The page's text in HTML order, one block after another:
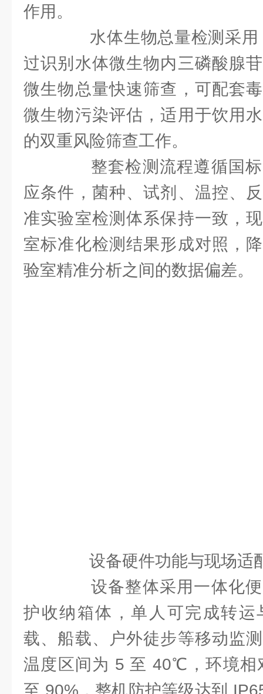
作用。
水体生物总量检测采用
过识别水体微生物内三磷酸腺
微生物总量快速筛查，可配套
微生物污染评估，适用于饮用
的双重风险筛查工作。
整套检测流程遵循国标
应条件，菌种、试剂、温控、
准实验室检测体系保持一致，
室标准化检测结果形成对照，
验室精准分析之间的数据偏差。
设备硬件功能与现场适
设备整体采用一体化便
护收纳箱体，单人可完成转运
载、船载、户外徒步等移动监
温度区间为 5 至 40℃，环境相
至 90%，整机防护等级达到